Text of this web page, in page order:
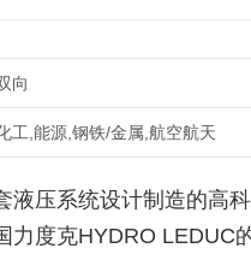
向
工,能源,钢铁/金属,航空航天
压系统设计制造的高科
度克HYDRO LEDUC